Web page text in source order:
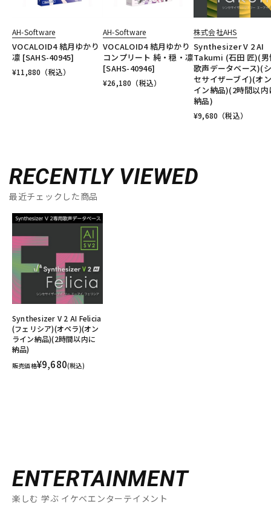
AH-Software
VOCALOID4 結月ゆかり
凛 [SAHS-40945]
¥11,880 （税込）
AH-Software
VOCALOID4 結月ゆかり
コンプリート 純・穏・凛
[SAHS-40946]
¥26,180 （税込）
株式会社AHS
Synthesizer V 2 AI
Takumi (石田 匠)(男
歌声データベース)(
セサイザーブイ)(オ
イン納品)(2時間以内
納品)
¥9,680 （税込）
RECENTLY VIEWED
最近チェックした商品
Synthesizer V 2 AI Felicia
(フェリシア)(オペラ)(オン
ライン納品)(2時間以内に
納品)
販売価格¥9,680(税込)
ENTERTAINMENT
楽しむ 学ぶ イケベエンターテイメント